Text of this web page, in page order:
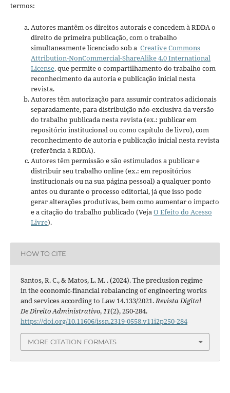
termos:
Autores mantêm os direitos autorais e concedem à RDDA o
direito de primeira publicação, com o trabalho
simultaneamente licenciado sob a Creative Commons
Attribution-NonCommercial-ShareAlike 4.0 International
License. que permite o compartilhamento do trabalho com
reconhecimento da autoria e publicação inicial nesta
revista.
Autores têm autorização para assumir contratos adicionais
separadamente, para distribuição não-exclusiva da versão
do trabalho publicada nesta revista (ex.: publicar em
repositório institucional ou como capítulo de livro), com
reconhecimento de autoria e publicação inicial nesta revista
(referência à RDDA).
Autores têm permissão e são estimulados a publicar e
distribuir seu trabalho online (ex.: em repositórios
institucionais ou na sua página pessoal) a qualquer ponto
antes ou durante o processo editorial, já que isso pode
gerar alterações produtivas, bem como aumentar o impacto
e a citação do trabalho publicado (VejaO Efeito do Acesso
Livre).
HOW TO CITE
Santos, R. C., & Matos, L. M. . (2024). The preclusion regime
in the economic-financial rebalancing of engineering works
and services according to Law 14.133/2021.Revista Digital
De Direito Administrativo,11(2), 250-284.
https://doi.org/10.11606/issn.2319-0558.v11i2p250-284
MORE CITATION FORMATS